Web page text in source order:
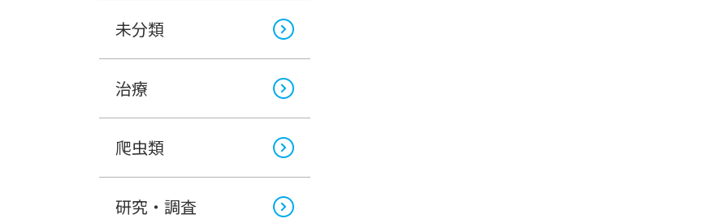
未分類
治療
爬虫類
研究・調査